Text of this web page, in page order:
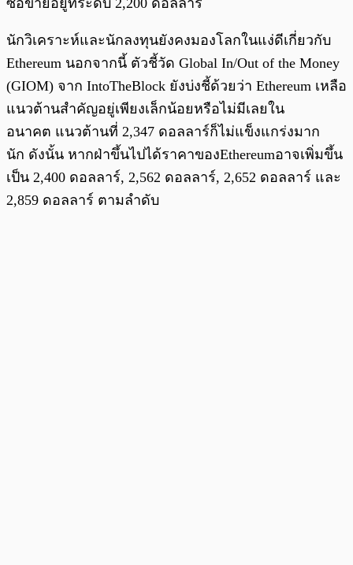
นักวิเคราะห์และนักลงทุนยังคงมองโลกในแง่ดีเกี่ยวกับ
Ethereum นอกจากนี้ ตัวชี้วัด Global In/Out of the Money
(GIOM) จาก IntoTheBlock ยังบ่งชี้ด้วยว่า Ethereum เหลือ
แนวต้านสำคัญอยู่เพียงเล็กน้อยหรือไม่มีเลยใน
อนาคต แนวต้านที่ 2,347 ดอลลาร์ก็ไม่แข็งแกร่งมาก
นัก ดังนั้น หากฝ่าขึ้นไปได้ราคาของEthereumอาจเพิ่มขึ้น
เป็น 2,400 ดอลลาร์, 2,562 ดอลลาร์, 2,652 ดอลลาร์ และ
2,859 ดอลลาร์ ตามลำดับ